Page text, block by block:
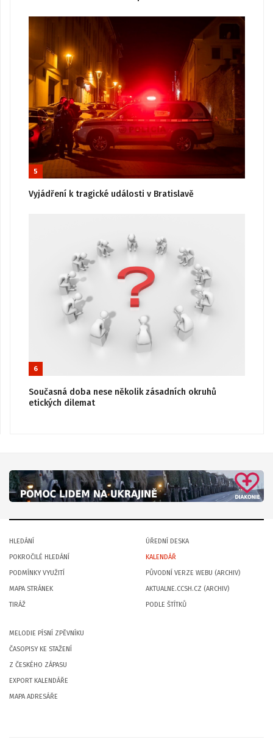
5
Vyjádření k tragické události v Bratislavě
6
Současná doba nese několik zásadních okruhů
etických dilemat
HLEDÁNÍ
POKROČILÉ HLEDÁNÍ
PODMÍNKY VYUŽITÍ
MAPA STRÁNEK
TIRÁŽ
ÚŘEDNÍ DESKA
KALENDÁŘ
PŮVODNÍ VERZE WEBU (ARCHIV)
AKTUALNE.CCSH.CZ (ARCHIV)
PODLE ŠTÍTKŮ
MELODIE PÍSNÍ ZPĚVNÍKU
ČASOPISY KE STAŽENÍ
Z ČESKÉHO ZÁPASU
EXPORT KALENDÁŘE
MAPA ADRESÁŘE